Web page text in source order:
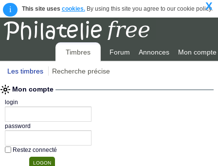
i This site uses cookies.By using this site you agree to our cookie policy.
X
Timbres Forum Annonces Mon compte
Les timbres Recherche précise
Mon compte
login
password
Restez connecté